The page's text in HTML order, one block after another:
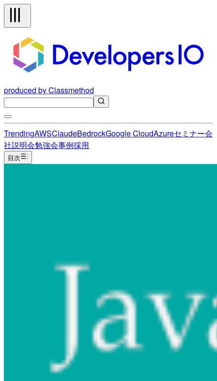
produced by Classmethod
TrendingAWSClaudeBedrockGoogle CloudAzureセミナー会
社説明会勉強会事例採用
目次